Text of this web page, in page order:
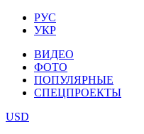
РУС
УКР
ВИДЕО
ФОТО
ПОПУЛЯРНЫЕ
СПЕЦПРОЕКТЫ
USD